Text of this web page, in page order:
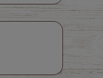
Woda
330ml